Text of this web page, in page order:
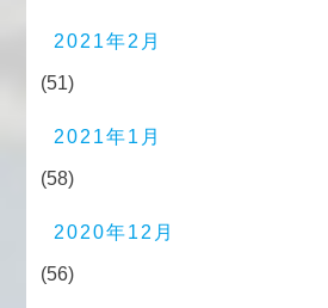
2021年2月
(51)
2021年1月
(58)
2020年12月
(56)